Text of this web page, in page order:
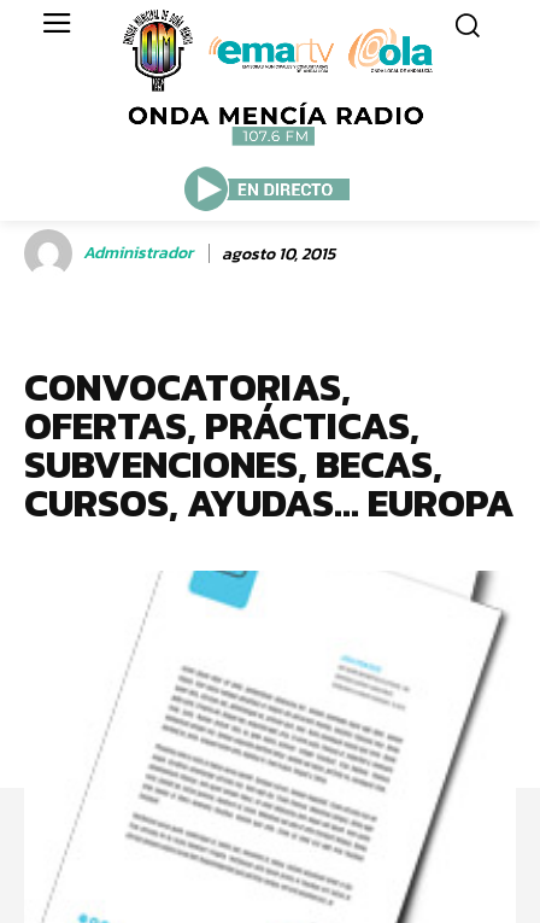
Administrador agosto 10, 2015
CONVOCATORIAS,
OFERTAS, PRÁCTICAS,
SUBVENCIONES, BECAS,
CURSOS, AYUDAS… EUROPA